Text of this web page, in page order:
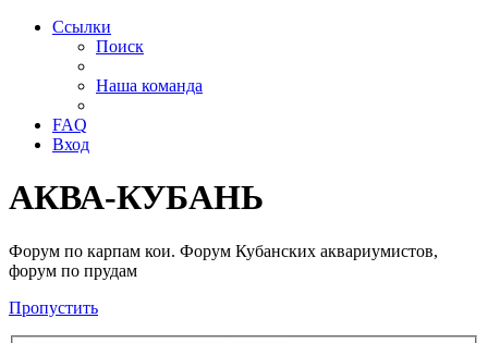
Ссылки
Поиск
Наша команда
FAQ
Вход
АКВА-КУБАНЬ
Форум по карпам кои. Форум Кубанских аквариумистов,
форум по прудам
Пропустить